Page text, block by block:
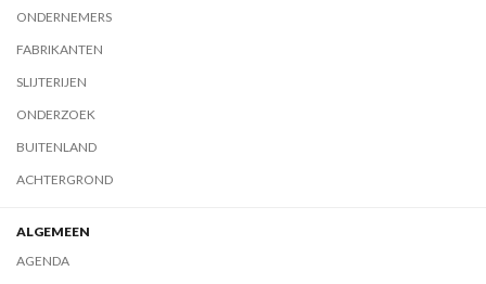
ONDERNEMERS
FABRIKANTEN
SLIJTERIJEN
ONDERZOEK
BUITENLAND
ACHTERGROND
ALGEMEEN
AGENDA